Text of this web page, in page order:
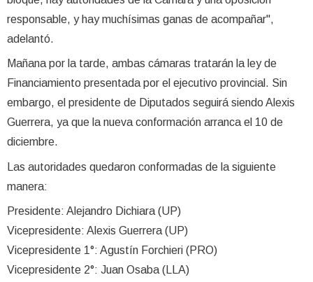
responsable, y hay muchísimas ganas de acompañar",
adelantó.
Mañana por la tarde, ambas cámaras tratarán la ley de
Financiamiento presentada por el ejecutivo provincial. Sin
embargo, el presidente de Diputados seguirá siendo Alexis
Guerrera, ya que la nueva conformación arranca el 10 de
diciembre.
Las autoridades quedaron conformadas de la siguiente
manera:
Presidente: Alejandro Dichiara (UP)
Vicepresidente: Alexis Guerrera (UP)
Vicepresidente 1°: Agustín Forchieri (PRO)
Vicepresidente 2°: Juan Osaba (LLA)